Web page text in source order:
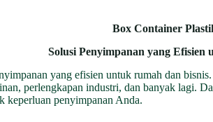
Box Container
Solusi Penyimpanan yang Efisien
yang efisien untuk rumah dan
perlengkapan industri, dan banyak lagi.
keperluan penyimpanan Anda.